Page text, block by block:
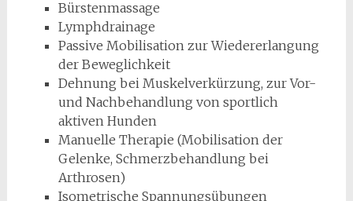
Bürstenmassage
Lymphdrainage
Passive Mobilisation zur Wiedererlangung
der Beweglichkeit
Dehnung bei Muskelverkürzung, zur Vor-
und Nachbehandlung von sportlich
aktiven Hunden
Manuelle Therapie (Mobilisation der
Gelenke, Schmerzbehandlung bei
Arthrosen)
Isometrische Spannungsübungen